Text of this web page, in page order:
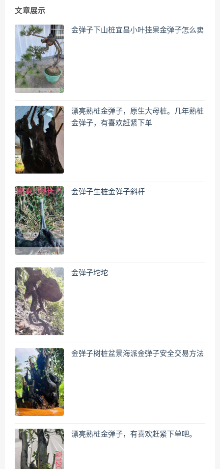
文章展示
金弹子下山桩宜昌小叶挂果金弹子怎么卖
漂亮熟桩金弹子，原生大母桩。几年熟桩
金弹子，有喜欢赶紧下单
金弹子生桩金弹子斜杆
金弹子坨坨
金弹子树桩盆景海派金弹子安全交易方法
漂亮熟桩金弹子，有喜欢赶紧下单吧。